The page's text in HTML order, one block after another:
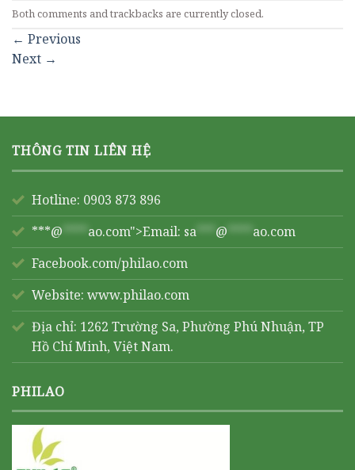
Both comments and trackbacks are currently closed.
← Previous
Next →
THÔNG TIN LIÊN HỆ
Hotline: 0903 873 896
***@ **** ao.com">Email: sa *** @ **** ao.com
Facebook.com/philao.com
Website: www.philao.com
Địa chỉ: 1262 Trường Sa, Phường Phú Nhuận, TP
Hồ Chí Minh, Việt Nam.
PHILAO